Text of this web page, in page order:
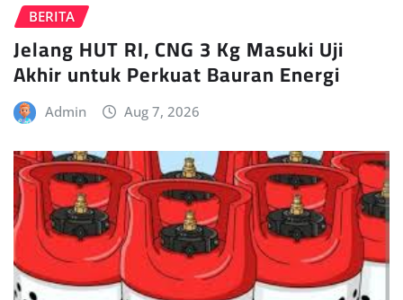
BERITA
Jelang HUT RI, CNG 3 Kg Masuki Uji
Akhir untuk Perkuat Bauran Energi
Admin Aug 7, 2026